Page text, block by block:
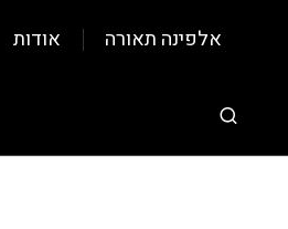
אלפינה תאורה אודות